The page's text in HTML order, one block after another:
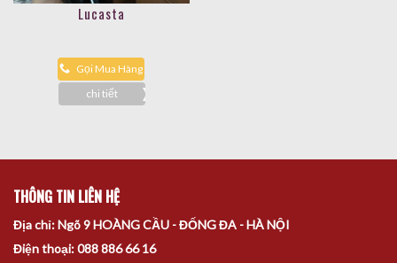
Lucasta
Gọi Mua Hàng
chi tiết
THÔNG TIN LIÊN HỆ
Địa chỉ: Ngõ 9 HOÀNG CẦU - ĐỐNG ĐA - HÀ NỘI
Điện thoại: 088 886 66 16